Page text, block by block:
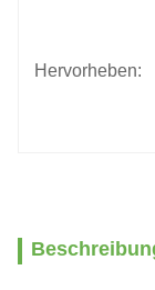
Hervorheben: